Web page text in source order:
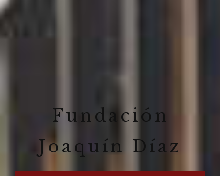
Fundación
Joaquín Díaz